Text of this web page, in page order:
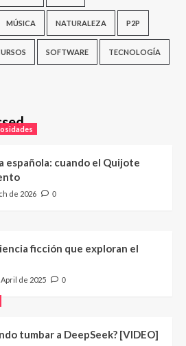
MÚSICA NATURALEZA P2P
SOFTWARE TECNOLOGÍA
española: cuando el Quijote
de 2026 0
ficción que exploran el
April de 2025 0
tumbar a DeepSeek? [VIDEO]